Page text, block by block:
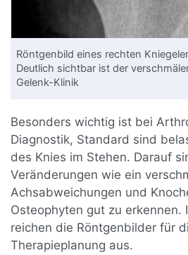
Röntgenbild eines rechten
Deutlich sichtbar ist der
Gelenk-Klinik
Besonders wichtig ist bei
Diagnostik, Standard sind
des Knies im Stehen. Darauf
Veränderungen wie ein
Achsabweichungen und
Osteophyten gut zu erkennen.
reichen die Röntgenbilder für
Therapieplanung aus.